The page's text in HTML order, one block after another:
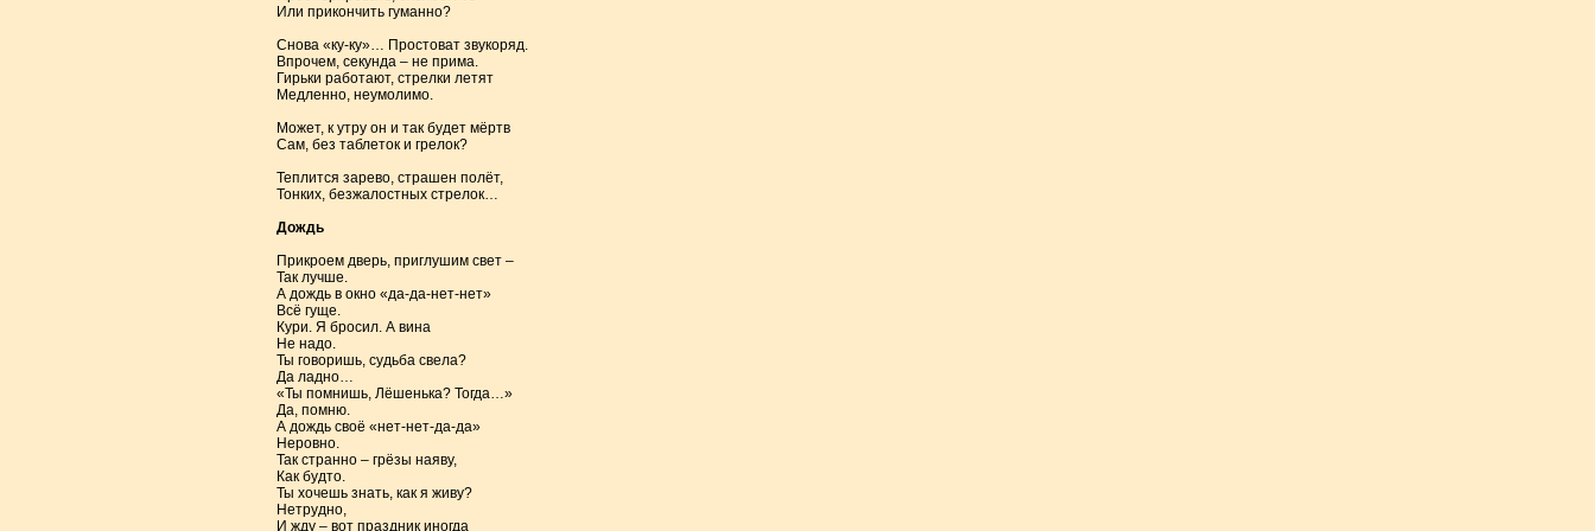
Или прикончить гуманно?
Снова «ку-ку»… Простоват звукоряд.
Впрочем, секунда – не прима.
Гирьки работают, стрелки летят
Медленно, неумолимо.
Может, к утру он и так будет мёртв
Сам, без таблеток и грелок?
Теплится зарево, страшен полёт,
Тонких, безжалостных стрелок…
Дождь
Прикроем дверь, приглушим свет –
Так лучше.
А дождь в окно «да-да-нет-нет»
Всё гуще.
Кури. Я бросил. А вина
Не надо.
Ты говоришь, судьба свела?
Да ладно…
«Ты помнишь, Лёшенька? Тогда…»
Да, помню.
А дождь своё «нет-нет-да-да»
Неровно.
Так странно – грёзы наяву,
Как будто.
Ты хочешь знать, как я живу?
Нетрудно,
И жду – вот праздник иногда